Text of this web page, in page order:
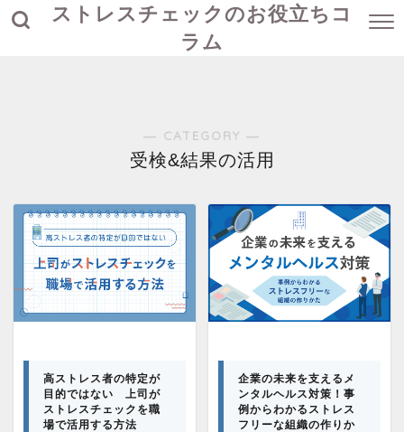
ストレスチェックのお役立ちコ
ラム
― CATEGORY ―
受検&結果の活用
高ストレス者の特定が
目的ではない 上司が
ストレスチェックを職
場で活用する方法
企業の未来を支えるメ
ンタルヘルス対策！事
例からわかるストレス
フリーな組織の作りか